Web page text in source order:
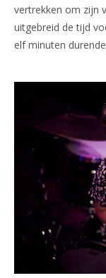
vertrekken om zijn
uitgebreid de tijd
elf minuten durende